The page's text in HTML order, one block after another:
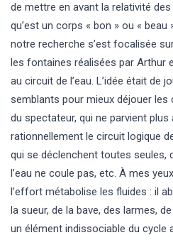
de mettre en avant la relativité
qu’est un corps « bon » ou « beau
notre recherche s’est focalisée
les fontaines réalisées par Arthur
au circuit de l’eau. L’idée était de
semblants pour mieux déjouer
du spectateur, qui ne parvient
rationnellement le circuit logique
qui se déclenchent toutes seules,
l’eau ne coule pas, etc. À mes
l’effort métabolise les fluides : il
la sueur, de la bave, des larmes,
un élément indissociable du cycle